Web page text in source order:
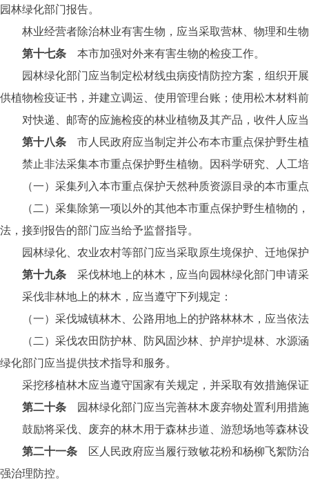
园林绿化部门报告。
林业经营者除治林业有害生物，应当采取营林、物理和生
第十七条 本市加强对外来有害生物的检疫工作。
园林绿化部门应当制定松材线虫病疫情防控方案，组织开展
供植物检疫证书，并建立调运、使用管理台账；使用松木材料
对快递、邮寄的应施检疫的林业植物及其产品，收件人应当
第十八条 市人民政府应当制定并公布本市重点保护野生
禁止非法采集本市重点保护野生植物。因科学研究、人工
（一）采集列入本市重点保护天然种质资源目录的本市重
（二）采集除第一项以外的其他本市重点保护野生植物的，
法，接到报告的部门应当给予监督指导。
园林绿化、农业农村等部门应当采取原生境保护、迁地保护
第十九条 采伐林地上的林木，应当向园林绿化部门申请
采伐非林地上的林木，应当遵守下列规定：
（一）采伐城镇林木、公路用地上的护路林林木，应当依
（二）采伐农田防护林、防风固沙林、护岸护堤林、水源涵
绿化部门应当提供技术指导和服务。
采挖移植林木应当遵守国家有关规定，并采取有效措施保
第二十条 园林绿化部门应当完善林木废弃物处置利用措
鼓励将采伐、废弃的林木用于森林步道、游憩场地等森林
第二十一条
区人民政府应当履行致敏花粉和杨柳飞絮防
强治理防控。